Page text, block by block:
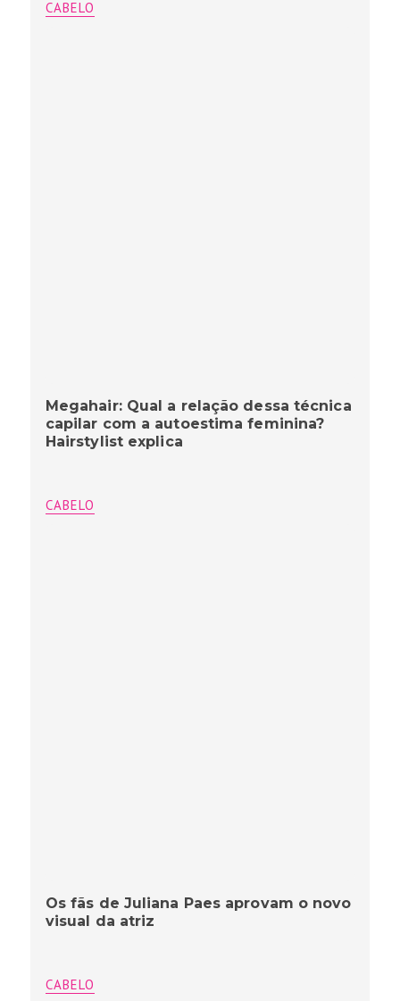
CABELO
Megahair: Qual a relação dessa técnica
capilar com a autoestima feminina?
Hairstylist explica
CABELO
Os fãs de Juliana Paes aprovam o novo
visual da atriz
CABELO